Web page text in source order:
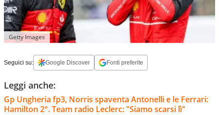
Getty Images
Seguici su: Google Discover Fonti preferite
Leggi anche:
Gp Ungheria fp3, Norris spaventa Antonelli e le Ferrari:
Hamilton 2°. Team radio Leclerc: "Siamo scarsi lì"